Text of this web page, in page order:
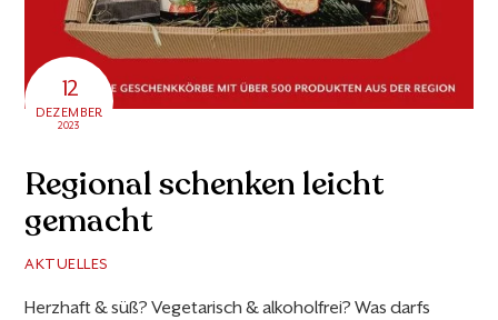
12
DEZEMBER
2023
Regional schenken leicht
gemacht
AKTUELLES
Herzhaft & süß? Vegetarisch & alkoholfrei? Was darfs